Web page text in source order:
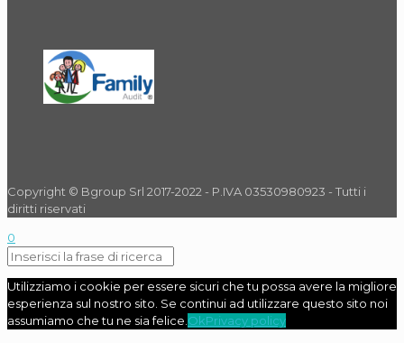
Copyright © Bgroup Srl 2017-2022 - P.IVA 03530980923 - Tutti i
diritti riservati
0
Utilizziamo i cookie per essere sicuri che tu possa avere la migliore
esperienza sul nostro sito. Se continui ad utilizzare questo sito noi
assumiamo che tu ne sia felice. OkPrivacy policy